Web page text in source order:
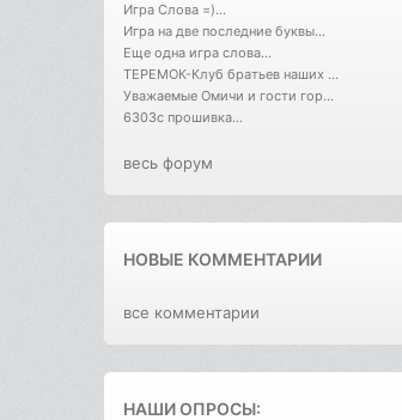
Игра Слова =)...
Игра на две последние буквы...
Еще одна игра слова...
ТЕРЕМОК-Клуб братьев наших ...
Уважаемые Омичи и гости гор...
6303с прошивка...
весь форум
НОВЫЕ КОММЕНТАРИИ
все комментарии
НАШИ ОПРОСЫ: